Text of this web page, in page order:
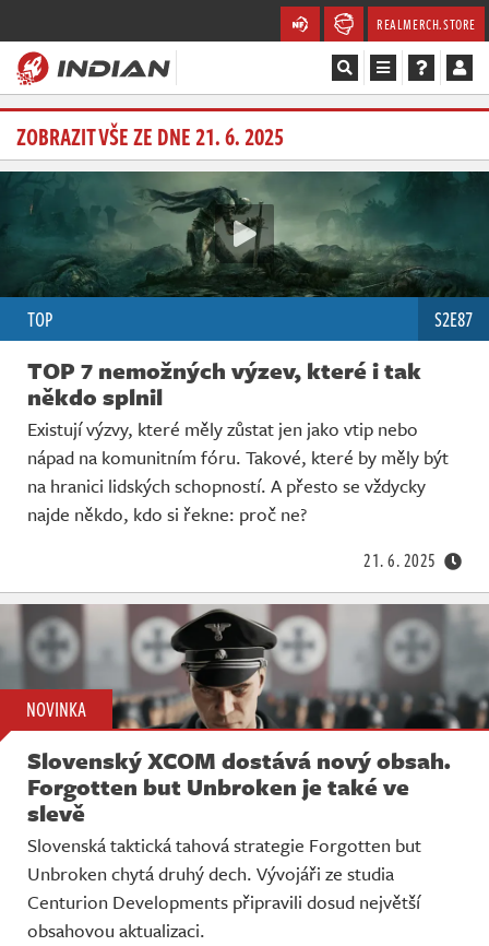
REALMERCH.STORE
Magazín
Recenze
Videa
Soutěže
Databáze
Komunita
Redakce
Živě
ZOBRAZIT VŠE ZE DNE 21. 6. 2025
TOP S2E87
TOP 7 nemožných výzev, které i tak
někdo splnil
Existují výzvy, které měly zůstat jen jako vtip nebo
nápad na komunitním fóru. Takové, které by měly být
na hranici lidských schopností. A přesto se vždycky
najde někdo, kdo si řekne: proč ne?
21. 6. 2025
NOVINKA
Slovenský XCOM dostává nový obsah.
Forgotten but Unbroken je také ve
slevě
Slovenská taktická tahová strategie Forgotten but
Unbroken chytá druhý dech. Vývojáři ze studia
Centurion Developments připravili dosud největší
obsahovou aktualizaci.